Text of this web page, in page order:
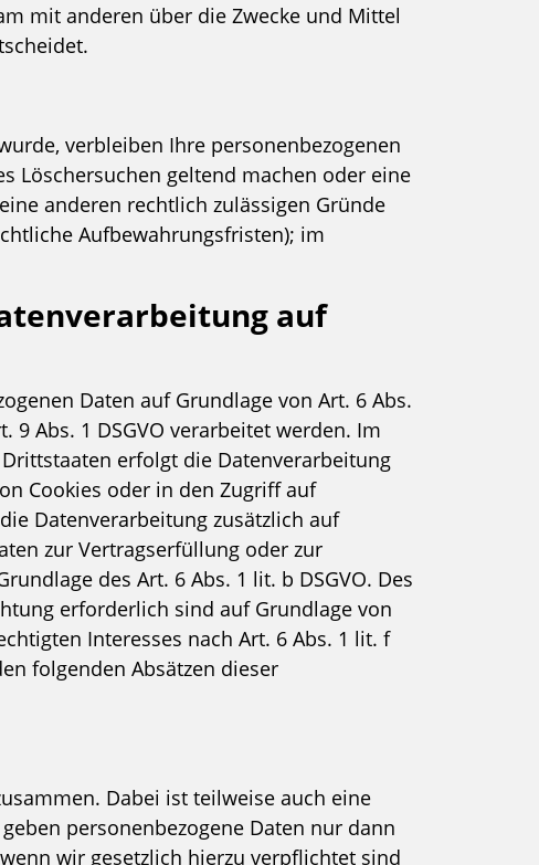
mit anderen über die Zwecke und Mittel
verbleiben Ihre personenbezogenen
Löschersuchen geltend machen oder eine
anderen rechtlich zulässigen Gründe
Aufbewahrungsfristen); im
auf
Daten auf Grundlage von Art. 6 Abs.
9 Abs. 1 DSGVO verarbeitet werden. Im
erfolgt die Datenverarbeitung
Cookies oder in den Zugriff auf
Datenverarbeitung zusätzlich auf
zur Vertragserfüllung oder zur
des Art. 6 Abs. 1 lit. b DSGVO. Des
erforderlich sind auf Grundlage von
Interesses nach Art. 6 Abs. 1 lit. f
folgenden Absätzen dieser
Dabei ist teilweise auch eine
personenbezogene Daten nur dann
wir gesetzlich hierzu verpflichtet sind